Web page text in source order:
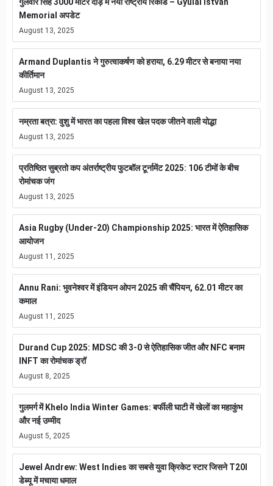
Memorial अपडेट
August 13, 2025
Armand Duplantis ने गुरुत्वाकर्षण को हराया, 6.29 मीटर से बनाया नया
कीर्तिमान
August 13, 2025
नम्रता बत्रा: वुशु में भारत का पहला विश्व खेल पदक जीतने वाली योद्धा
August 13, 2025
प्रतिष्ठित सुब्रतो कप अंतर्राष्ट्रीय फुटबॉल टूर्नामेंट 2025: 106 टीमों के बीच
रोमांचक जंग
August 13, 2025
Asia Rugby (Under-20) Championship 2025: भारत में ऐतिहासिक
आयोजन
August 11, 2025
Annu Rani: भुवनेश्वर में इंडियन ओपन 2025 की चैंपियन, 62.01 मीटर का
कमाल
August 11, 2025
Durand Cup 2025: MDSC की 3-0 से ऐतिहासिक जीत और NFC बनाम
INFT का रोमांचक ड्रॉ
August 8, 2025
गुलमर्ग में Khelo India Winter Games: बर्फीली घाटी में खेलों का महाकुंभ
और नई उम्मीद
August 5, 2025
Jewel Andrew: West Indies का सबसे युवा क्रिकेट स्टार जिसने T20I
डेब्यू में मचाया धमाल